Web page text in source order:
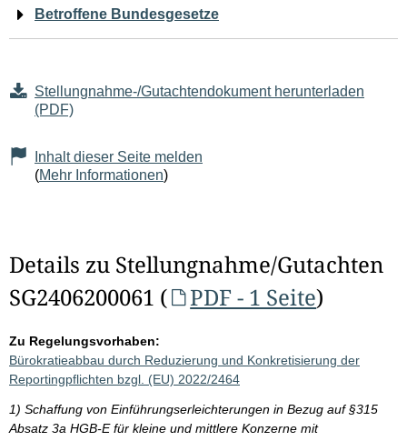
Betroffene Bundesgesetze
Stellungnahme-/Gutachtendokument herunterladen
(PDF)
Inhalt dieser Seite melden
(Mehr Informationen)
Details zu Stellungnahme/Gutachten
SG2406200061 (
PDF - 1 Seite)
Zu Regelungsvorhaben:
Bürokratieabbau durch Reduzierung und Konkretisierung der
Reportingpflichten bzgl. (EU) 2022/2464
1) Schaffung von Einführungserleichterungen in Bezug auf §315
Absatz 3a HGB-E für kleine und mittlere Konzerne mit